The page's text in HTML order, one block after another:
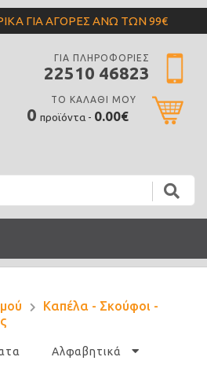
ΓΙΑ ΑΓΟΡΕΣ ΑΝΩ ΤΩΝ 99€
ΓΙΑ ΠΛΗΡΟΦΟΡΙΕΣ
22510 46823
ΤΟ ΚΑΛΑΘΙ ΜΟΥ
0 προϊόντα - 0.00€
Καπέλα - Σκούφοι -
Αλφαβητικά